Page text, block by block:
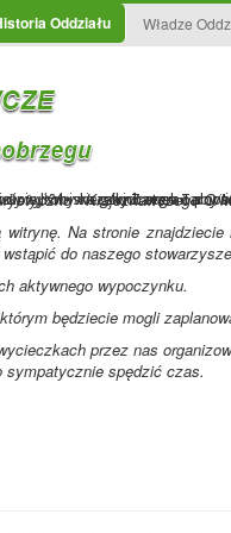
Oddziału Władze
wszelkich starań aby
wyrobiska górniczego o
XV - wieczny Zamek
- Krajoznawczego O/
Na stronie
do naszego
aktywnego wypoczynku.
będziecie mogli
przez nas
sympatycznie spędzić czas.